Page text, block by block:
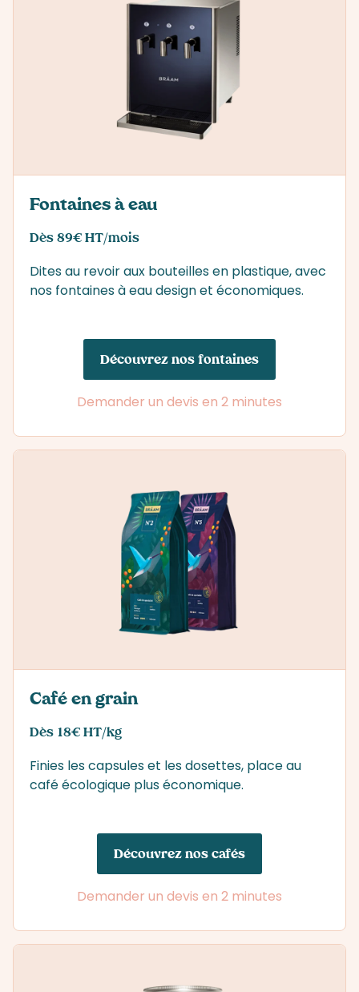
Fontaines à eau
Dès 89€ HT/mois
Dites au revoir aux bouteilles en plastique, avec
nos fontaines à eau design et économiques.
Découvrez nos fontaines
Demander un devis en 2 minutes
Café en grain
Dès 18€ HT/kg
Finies les capsules et les dosettes, place au
café écologique plus économique.
Découvrez nos cafés
Demander un devis en 2 minutes